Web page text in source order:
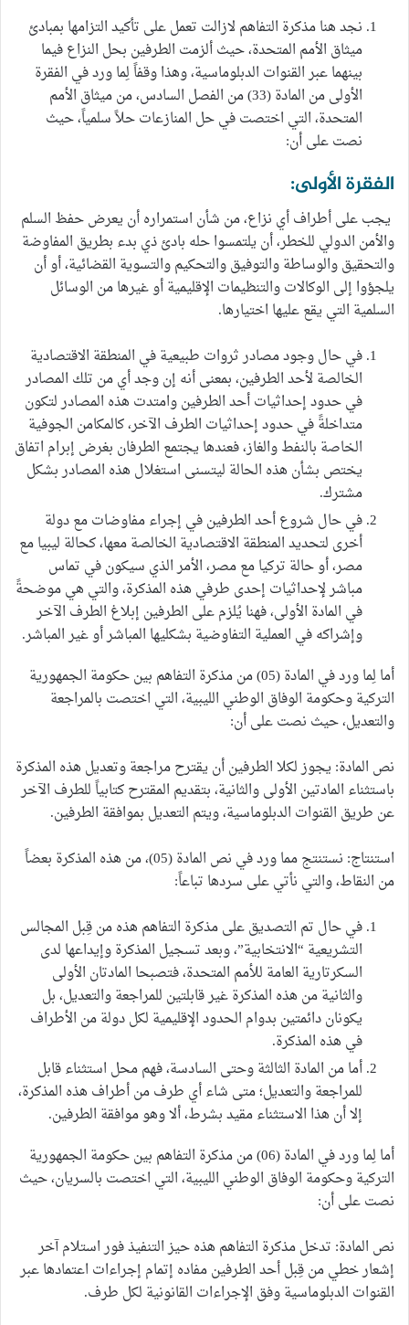
نجد هنا مذكرة التفاهم لازالت تعمل على تأكيد التزامها بمبادئ
ميثاق الأمم المتحدة، حيث ألزمت الطرفين بحل النزاع فيما
بينهما عبر القنوات الدبلوماسية، وهذا وقفاً لِما ورد في الفقرة
الأولى من المادة (33) من الفصل السادس، من ميثاق الأمم
المتحدة، التي اختصت في حل المنازعات حلاً سلمياً، حيث
نصت على أن:
الفقرة الأولى:
يجب على أطراف أي نزاع، من شأن استمراره أن يعرض حفظ السلم
والأمن الدولي للخطر، أن يلتمسوا حله بادئ ذي بدء بطريق المفاوضة
والتحقيق والوساطة والتوفيق والتحكيم والتسوية القضائية، أو أن
يلجؤوا إلى الوكالات والتنظيمات الإقليمية أو غيرها من الوسائل
السلمية التي يقع عليها اختيارها.
في حال وجود مصادر ثروات طبيعية في المنطقة الاقتصادية
الخالصة لأحد الطرفين، بمعنى أنه إن وجد أي من تلك المصادر
في حدود إحداثيات أحد الطرفين وامتدت هذه المصادر لتكون
متداخلةً في حدود إحداثيات الطرف الآخر، كالمكامن الجوفية
الخاصة بالنفط والغاز، فعندها يجتمع الطرفان بغرض إبرام اتفاق
يختص بشأن هذه الحالة ليتسنى استغلال هذه المصادر بشكل
مشترك.
في حال شروع أحد الطرفين في إجراء مفاوضات مع دولة
أخرى لتحديد المنطقة الاقتصادية الخالصة معها، كحالة ليبيا مع
مصر، أو حالة تركيا مع مصر، الأمر الذي سيكون في تماس
مباشر لإحداثيات إحدى طرفي هذه المذكرة، والتي هي موضحةً
في المادة الأولى، فهنا يُلزم على الطرفين إبلاغ الطرف الآخر
وإشراكه في العملية التفاوضية بشكليها المباشر أو غير المباشر.
أما لِما ورد في المادة (05) من مذكرة التفاهم بين حكومة الجمهورية
التركية وحكومة الوفاق الوطني الليبية، التي اختصت بالمراجعة
والتعديل، حيث نصت على أن:
نص المادة: يجوز لكلا الطرفين أن يقترح مراجعة وتعديل هذه المذكرة
باستثناء المادتين الأولى والثانية، بتقديم المقترح كتابياً للطرف الآخر
عن طريق القنوات الدبلوماسية، ويتم التعديل بموافقة الطرفين.
استنتاج: نستنتج مما ورد في نص المادة (05)، من هذه المذكرة بعضاً
من النقاط، والتي نأتي على سردها تباعاً:
في حال تم التصديق على مذكرة التفاهم هذه من قِبل المجالس
التشريعية “الانتخابية”، وبعد تسجيل المذكرة وإيداعها لدى
السكرتارية العامة للأمم المتحدة، فتصبحا المادتان الأولى
والثانية من هذه المذكرة غير قابلتين للمراجعة والتعديل، بل
يكونان دائمتين بدوام الحدود الإقليمية لكل دولة من الأطراف
في هذه المذكرة.
أما من المادة الثالثة وحتى السادسة، فهم محل استثناء قابل
للمراجعة والتعديل؛ متى شاء أي طرف من أطراف هذه المذكرة،
إلا أن هذا الاستثناء مقيد بشرط، ألا وهو موافقة الطرفين.
أما لِما ورد في المادة (06) من مذكرة التفاهم بين حكومة الجمهورية
التركية وحكومة الوفاق الوطني الليبية، التي اختصت بالسريان، حيث
نصت على أن:
نص المادة: تدخل مذكرة التفاهم هذه حيز التنفيذ فور استلام آخر
إشعار خطي من قِبل أحد الطرفين مفاده إتمام إجراءات اعتمادها عبر
القنوات الدبلوماسية وفق الإجراءات القانونية لكل طرف.